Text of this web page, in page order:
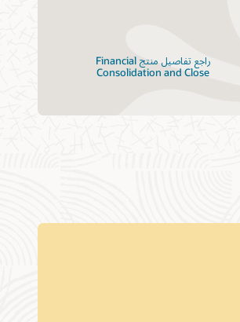
راجع تفاصيل منتج Financial
Consolidation and Close